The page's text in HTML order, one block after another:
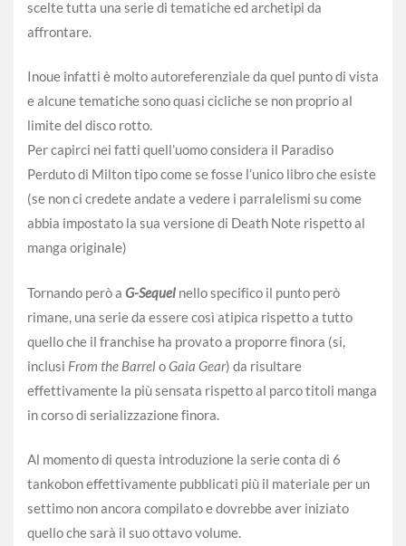
scelte tutta una serie di tematiche ed archetipi da
affrontare.
Inoue infatti è molto autoreferenziale da quel punto di vista
e alcune tematiche sono quasi cicliche se non proprio al
limite del disco rotto.
Per capirci nei fatti quell’uomo considera il Paradiso
Perduto di Milton tipo come se fosse l’unico libro che esiste
(se non ci credete andate a vedere i parralelismi su come
abbia impostato la sua versione di Death Note rispetto al
manga originale)
Tornando però a G-Sequel nello specifico il punto però
rimane, una serie da essere così atipica rispetto a tutto
quello che il franchise ha provato a proporre finora (si,
inclusi From the BarreloGaia Gear) da risultare
effettivamente la più sensata rispetto al parco titoli manga
in corso di serializzazione finora.
Al momento di questa introduzione la serie conta di 6
tankobon effettivamente pubblicati più il materiale per un
settimo non ancora compilato e dovrebbe aver iniziato
quello che sarà il suo ottavo volume.